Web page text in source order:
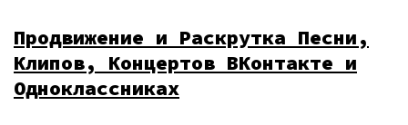
Продвижение и Раскрутка Песни,
Клипов, Концертов ВКонтакте и
Одноклассниках